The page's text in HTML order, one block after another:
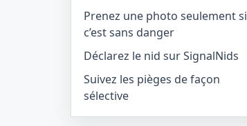
Prenez une photo seulement si
c’est sans danger
Déclarez le nid sur SignalNids
Suivez les pièges de façon
sélective